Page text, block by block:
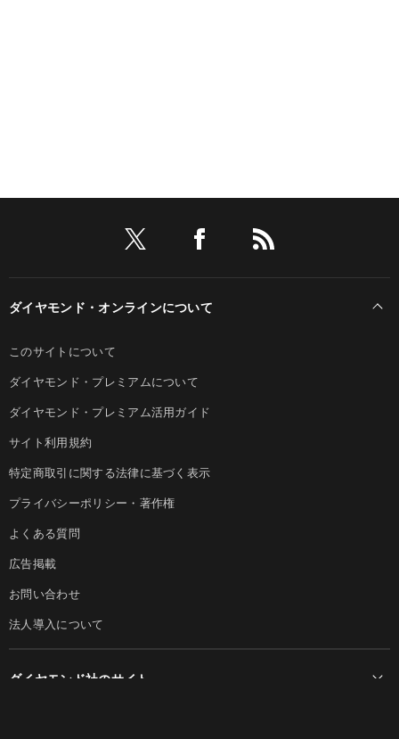
ダイヤモンド・オンラインについて
このサイトについて
ダイヤモンド・プレミアムについて
ダイヤモンド・プレミアム活用ガイド
サイト利用規約
特定商取引に関する法律に基づく表示
プライバシーポリシー・著作権
よくある質問
広告掲載
お問い合わせ
法人導入について
ダイヤモンド社のサイト